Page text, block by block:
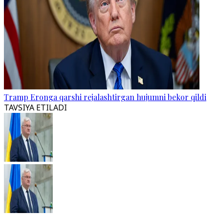
Tramp Eronga qarshi rejalashtirgan hujumni bekor qildi
TAVSIYA ETILADI